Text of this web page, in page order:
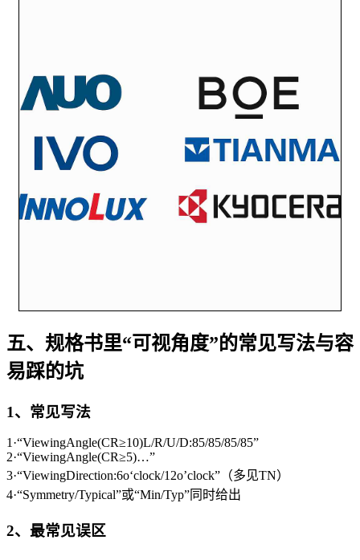
五、规格书里“可视角度”的常见写法与容
易踩的坑
1、常见写法
1·“ViewingAngle(CR≥10)L/R/U/D:85/85/85/85”
2·“ViewingAngle(CR≥5)…”
3·“ViewingDirection:6o‘clock/12o’clock”（多见TN）
4·“Symmetry/Typical”或“Min/Typ”同时给出
2、最常见误区